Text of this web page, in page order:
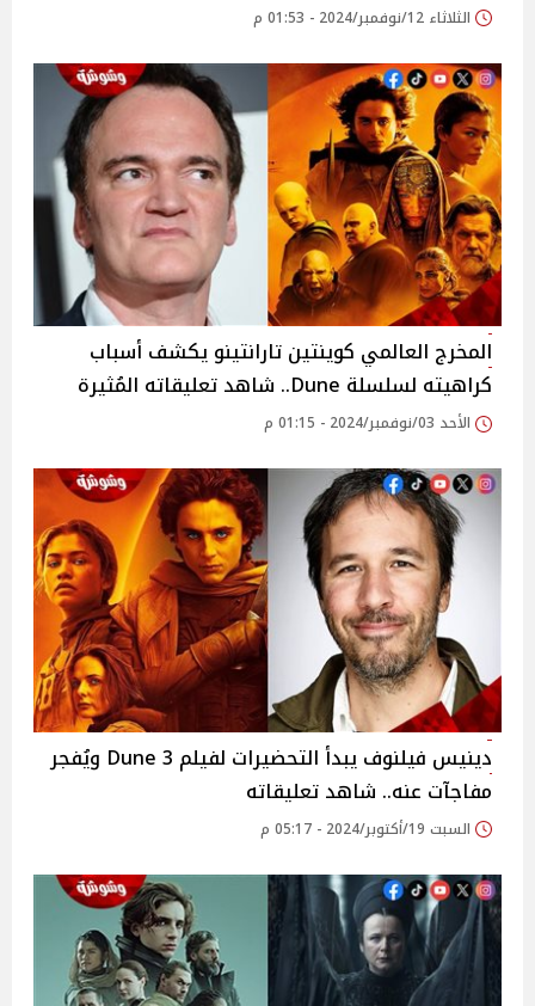
الثلاثاء 12/نوفمبر/2024 - 01:53 م
المخرج العالمي كوينتين تارانتينو يكشف أسباب
كراهيته لسلسلة Dune.. شاهد تعليقاته المُثيرة
الأحد 03/نوفمبر/2024 - 01:15 م
دينيس فيلنوف يبدأ التحضيرات لفيلم Dune 3 ويُفجر
مفاجآت عنه.. شاهد تعليقاته
السبت 19/أكتوبر/2024 - 05:17 م